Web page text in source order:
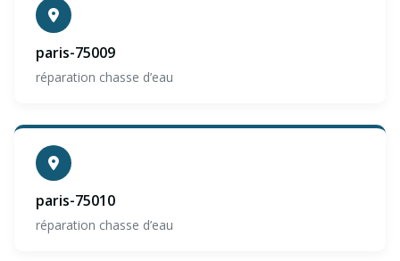
paris-75009
réparation chasse d’eau
paris-75010
réparation chasse d’eau